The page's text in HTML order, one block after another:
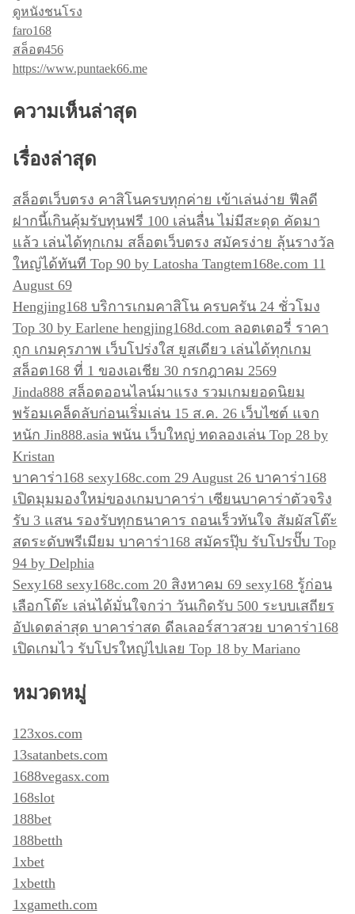
ดูหนังชนโรง
faro168
สล็อต456
https://www.puntaek66.me
ความเห็นล่าสุด
เรื่องล่าสุด
สล็อตเว็บตรง คาสิโนครบทุกค่าย เข้าเล่นง่าย ฟีลดี
ฝากนี้เกินคุ้มรับทุนฟรี 100 เล่นลื่น ไม่มีสะดุด คัดมา
แล้ว เล่นได้ทุกเกม สล็อตเว็บตรง สมัครง่าย ลุ้นรางวัล
ใหญ่ได้ทันที Top 90 by Latosha Tangtem168e.com 11
August 69
Hengjing168 บริการเกมคาสิโน ครบครัน 24 ชั่วโมง
Top 30 by Earlene hengjing168d.com ลอตเตอรี่ ราคา
ถูก เกมคุรภาพ เว็บโปร่งใส ยูสเดียว เล่นได้ทุกเกม
สล็อต168 ที่ 1 ของเอเชีย 30 กรกฎาคม 2569
Jinda888 สล็อตออนไลน์มาแรง รวมเกมยอดนิยม
พร้อมเคล็ดลับก่อนเริ่มเล่น 15 ส.ค. 26 เว็บไซต์ แจก
หนัก Jin888.asia พนัน เว็บใหญ่ ทดลองเล่น Top 28 by
Kristan
บาคาร่า168 sexy168c.com 29 August 26 บาคาร่า168
เปิดมุมมองใหม่ของเกมบาคาร่า เซียนบาคาร่าตัวจริง
รับ 3 แสน รองรับทุกธนาคาร ถอนเร็วทันใจ สัมผัสโต๊ะ
สดระดับพรีเมียม บาคาร่า168 สมัครปุ๊บ รับโปรปั๊บ Top
94 by Delphia
Sexy168 sexy168c.com 20 สิงหาคม 69 sexy168 รู้ก่อน
เลือกโต๊ะ เล่นได้มั่นใจกว่า วันเกิดรับ 500 ระบบเสถียร
อัปเดตล่าสุด บาคาร่าสด ดีลเลอร์สาวสวย บาคาร่า168
เปิดเกมไว รับโปรใหญ่ไปเลย Top 18 by Mariano
หมวดหมู่
123xos.com
13satanbets.com
1688vegasx.com
168slot
188bet
188betth
1xbet
1xbetth
1xgameth.com